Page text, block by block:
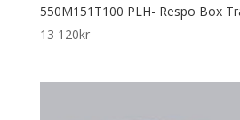
550M151T100 PLH- Respo Box
13 120kr